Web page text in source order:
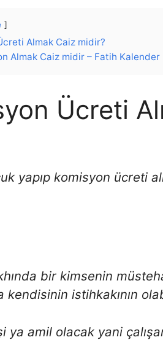
Almak Caiz midir?
Almak Caiz midir – Fatih Kalender
Ücreti
yapıp komisyon ücreti
bir kimsenin
kendisinin istihkakının
ya amil olacak yani